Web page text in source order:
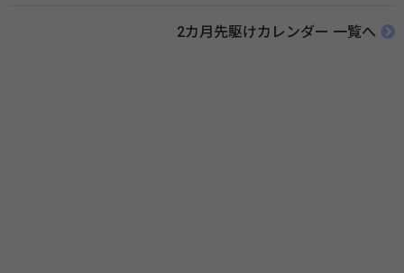
伝えたい！薬との付き合い方」（保健指導リソースガイド）
2カ月先駆けカレンダー 一覧へ